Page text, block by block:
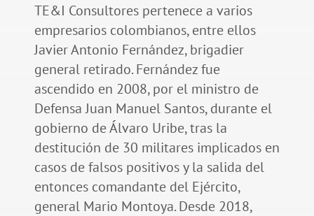
TE&I Consultores pertenece a varios
empresarios colombianos, entre ellos
Javier Antonio Fernández, brigadier
general retirado. Fernández fue
ascendido en 2008, por el ministro de
Defensa Juan Manuel Santos, durante el
gobierno de Álvaro Uribe, tras la
destitución de 30 militares implicados en
casos de falsos positivos y la salida del
entonces comandante del Ejército,
general Mario Montoya. Desde 2018,